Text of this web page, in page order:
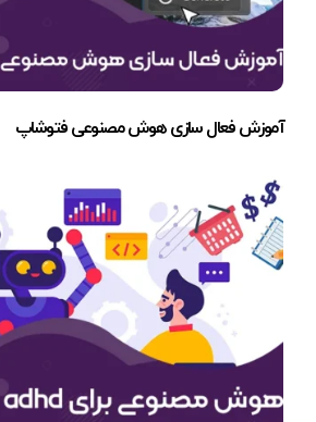
آموزش فعال سازی هوش مصنوعی فتوشاپ